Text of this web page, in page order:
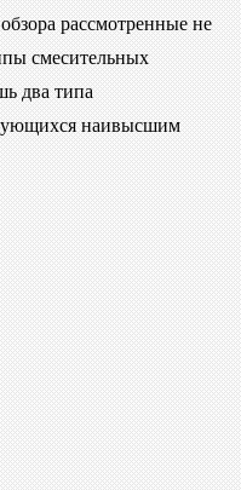
рассмотренные не
смесительных
два типа
наивысшим